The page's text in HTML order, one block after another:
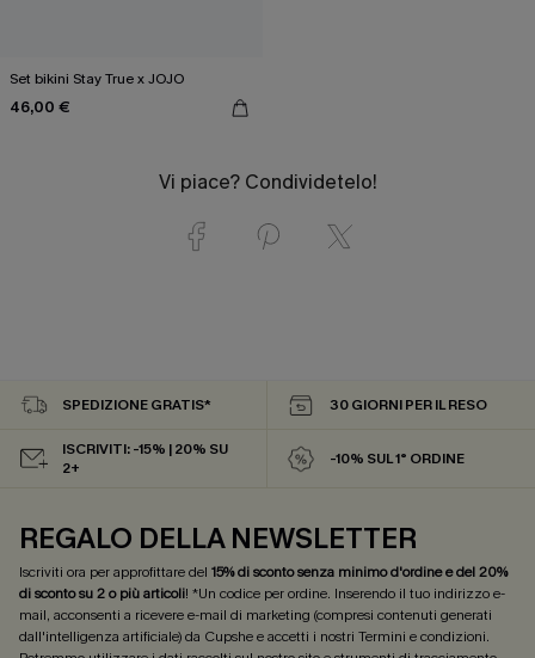
Set bikini Stay True x JOJO
46,00 €
Vi piace? Condividetelo!
SPEDIZIONE GRATIS* 30 GIORNI PER IL RESO
ISCRIVITI: -15% | 20% SU
2+
-10% SUL 1° ORDINE
REGALO DELLA NEWSLETTER
Iscriviti ora per approfittare del 15% di sconto senza minimo d'ordine e del 20%
di sconto su 2 o più articoli! *Un codice per ordine. Inserendo il tuo indirizzo e-
mail, acconsenti a ricevere e-mail di marketing (compresi contenuti generati
dall'intelligenza artificiale) da Cupshe e accetti i nostri Termini e condizioni.